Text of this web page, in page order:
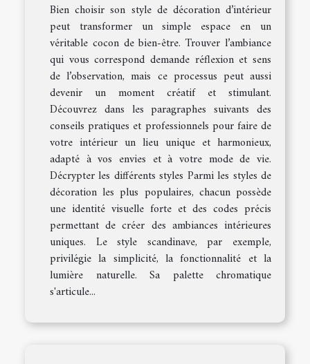
Bien choisir son style de décoration d’intérieur
peut transformer un simple espace en un
véritable cocon de bien-être. Trouver l’ambiance
qui vous correspond demande réflexion et sens
de l’observation, mais ce processus peut aussi
devenir un moment créatif et stimulant.
Découvrez dans les paragraphes suivants des
conseils pratiques et professionnels pour faire de
votre intérieur un lieu unique et harmonieux,
adapté à vos envies et à votre mode de vie.
Décrypter les différents styles Parmi les styles de
décoration les plus populaires, chacun possède
une identité visuelle forte et des codes précis
permettant de créer des ambiances intérieures
uniques. Le style scandinave, par exemple,
privilégie la simplicité, la fonctionnalité et la
lumière naturelle. Sa palette chromatique
s'articule...